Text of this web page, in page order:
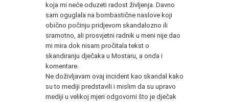
koja mi neće oduzeti radost življenja. Davno
sam oguglala na bombastične naslove koji
obično počinju pridjevom skandalozno ili
sramotno, ali prosvjetni radnik u meni nije dao
mi mira dok nisam pročitala tekst o
skandiranju dječaka u Mostaru, a onda i
komentare.
Ne doživljavam ovaj incident kao skandal kako
su to mediji predstavili i mislim da su upravo
mediji u velikoj mjeri odgovorni što je dječak